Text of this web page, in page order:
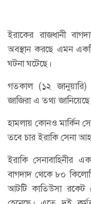
ইরাকের রাজধানী
অবস্থান করছে এমন
ঘটনা ঘটেছে।
গতকাল (১২ জানুয়ারি)
জাজিরা এ তথ্য
হামলায় কোনও মার্কিন
তবে চার ইরাকি সেনা
ইরাকি সেনাবাহিনীর
বাগদাদ থেকে ৮০
আটটি কাতিউসা রকেট